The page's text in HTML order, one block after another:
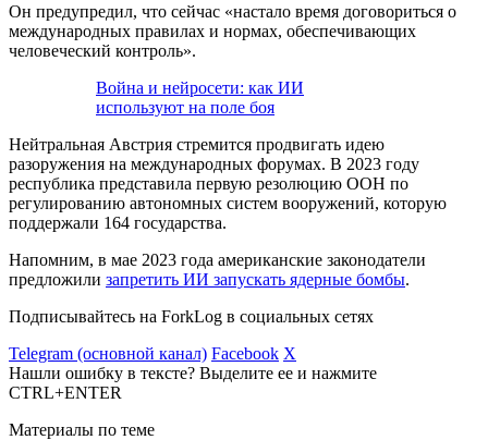
Он предупредил, что сейчас «настало время договориться о
международных правилах и нормах, обеспечивающих
человеческий контроль».
Война и нейросети: как ИИ
используют на поле боя
Нейтральная Австрия стремится продвигать идею
разоружения на международных форумах. В 2023 году
республика представила первую резолюцию ООН по
регулированию автономных систем вооружений, которую
поддержали 164 государства.
Напомним, в мае 2023 года американские законодатели
предложили запретить ИИ запускать ядерные бомбы.
Подписывайтесь на ForkLog в социальных сетях
Telegram (основной канал) Facebook X
Нашли ошибку в тексте? Выделите ее и нажмите
CTRL+ENTER
Материалы по теме